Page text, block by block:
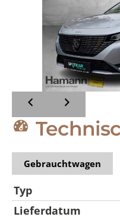
Gebrauchtwagen
Typ
Lieferdatum